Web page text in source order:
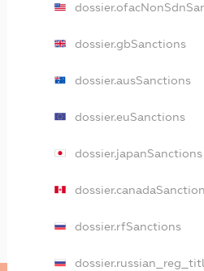
dossier.gbSanctions
dossier.ausSanctions
dossier.euSanctions
dossier.japanSanctions
dossier.rfSanctions